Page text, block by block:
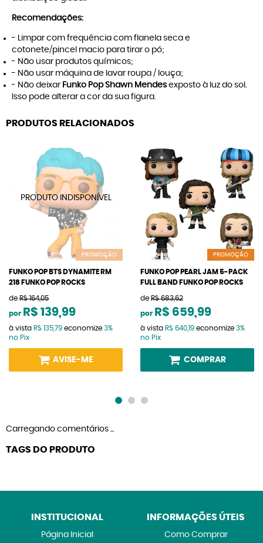
Recomendações:
- Limpar com frequência com flanela seca e
cotonete/pincel macio para tirar o pó;
- Não usar produtos químicos;
- Não usar máquina de lavar roupa / louça;
- Não deixar Funko Pop Shawn Mendes exposto à luz do sol.
Isso pode alterar a cor da sua figura.
PRODUTOS RELACIONADOS
PROMOÇÃO
FUNKO POP BTS DYNAMITE RM
218 FUNKO POP ROCKS
de R$ 164,05
por R$ 139,99
à vista R$ 135,79 economize 3%
no Pix
AVISE-ME
PROMOÇÃO
FUNKO POP PEARL JAM 5-PACK
FULL BAND FUNKO POP ROCKS
de R$ 683,62
por R$ 659,99
à vista R$ 640,19 economize 3%
no Pix
COMPRAR
Carregando comentários ...
TAGS DO PRODUTO
INSTITUCIONAL
Página Inicial
INFORMAÇÕES ÚTEIS
Como Comprar